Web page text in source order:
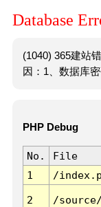
Database
(1040) 365建站
因：1、数据库
PHP Debug
No. File
1
/
2 /